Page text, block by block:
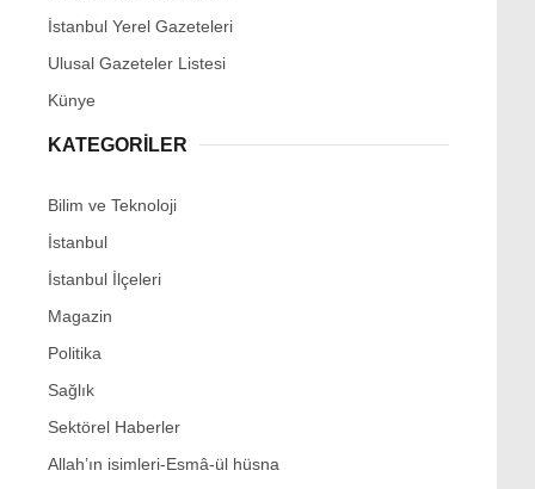
İstanbul Yerel Gazeteleri
Ulusal Gazeteler Listesi
Künye
KATEGORİLER
Bilim ve Teknoloji
İstanbul
İstanbul İlçeleri
Magazin
Politika
Sağlık
Sektörel Haberler
Allah’ın isimleri-Esmâ-ül hüsna